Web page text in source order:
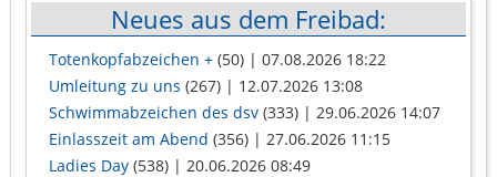
Neues aus dem Freibad:
Totenkopfabzeichen + (50) | 07.08.2026 18:22
Umleitung zu uns (267) | 12.07.2026 13:08
Schwimmabzeichen des dsv (333) | 29.06.2026 14:07
Einlasszeit am Abend (356) | 27.06.2026 11:15
Ladies Day (538) | 20.06.2026 08:49